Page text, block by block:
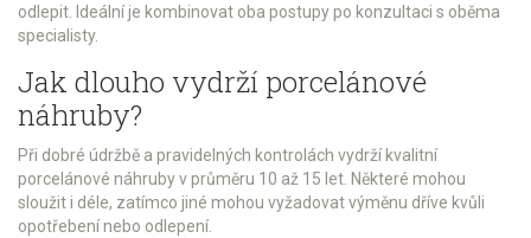
odlepit. Ideální je kombinovat oba postupy po konzultaci s oběma
specialisty.
Jak dlouho vydrží porcelánové
náhruby?
Při dobré údržbě a pravidelných kontrolách vydrží kvalitní
porcelánové náhruby v průměru 10 až 15 let. Některé mohou
sloužit i déle, zatímco jiné mohou vyžadovat výměnu dříve kvůli
opotřebení nebo odlepení.